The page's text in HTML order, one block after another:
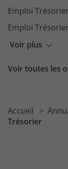
Voir plus
Emploi
Emploi
Emploi Trésorier
Voir toutes les
Accueil
Trésorier